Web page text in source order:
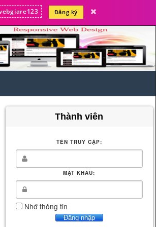
Đăng ký
Thành viên
TÊN TRUY CẬP:
MẬT KHẨU:
Nhớ thông tin